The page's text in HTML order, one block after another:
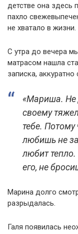
детстве она здесь
пахло
не хватало в жизни.
С утра до вечера
матрасом нашла
записка,
«Мариша. Не
своему
тебе.
любишь не
любит
его, не
Марина долго
разрыдалась.
Галя появилась